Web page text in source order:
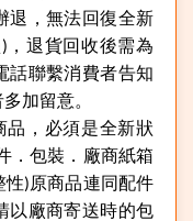
退，無法回復全新
) ，退貨回收後需為
話聯繫消費者告知
加留意。
品，必須是全新狀
．包裝．廠商紙箱
性)原商品連同配件
以廠商寄送時的包